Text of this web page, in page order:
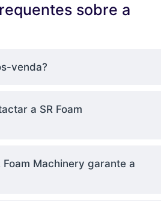
sobre a
venda?
a SR Foam
Foam Machinery garante a